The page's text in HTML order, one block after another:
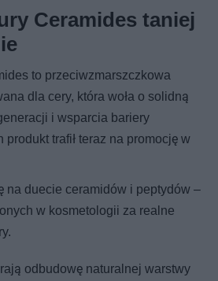
Ceramides taniej
to przeciwzmarszczkowa
dla cery, która woła o solidną
i wsparcia bariery
produkt trafił teraz na promocję w
na duecie ceramidów i peptydów –
w kosmetologii za realne
odbudowę naturalnej warstwy